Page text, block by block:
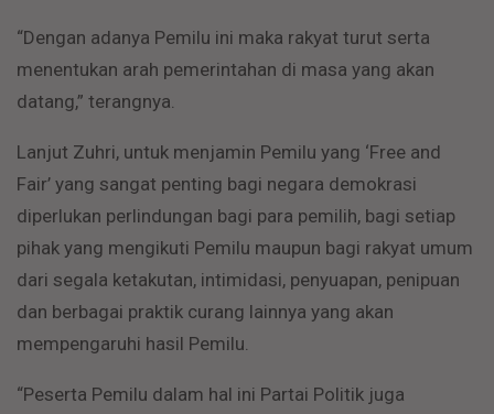
“Dengan adanya Pemilu ini maka rakyat turut serta
menentukan arah pemerintahan di masa yang akan
datang,” terangnya.
Lanjut Zuhri, untuk menjamin Pemilu yang ‘Free and
Fair’ yang sangat penting bagi negara demokrasi
diperlukan perlindungan bagi para pemilih, bagi setiap
pihak yang mengikuti Pemilu maupun bagi rakyat umum
dari segala ketakutan, intimidasi, penyuapan, penipuan
dan berbagai praktik curang lainnya yang akan
mempengaruhi hasil Pemilu.
“Peserta Pemilu dalam hal ini Partai Politik juga